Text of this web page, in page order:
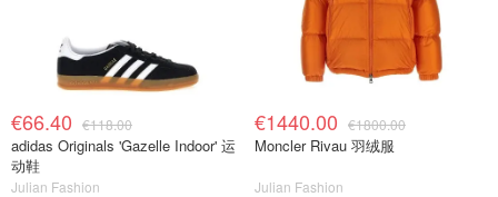
€66.40 €118.00
adidas Originals 'Gazelle Indoor' 运
动鞋
Julian Fashion
€1440.00 €1800.00
Moncler Rivau 羽绒服
Julian Fashion